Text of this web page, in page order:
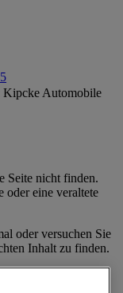
Kipcke Automobile
Seite nicht finden.
oder eine veraltete
oder versuchen Sie
Inhalt zu finden.